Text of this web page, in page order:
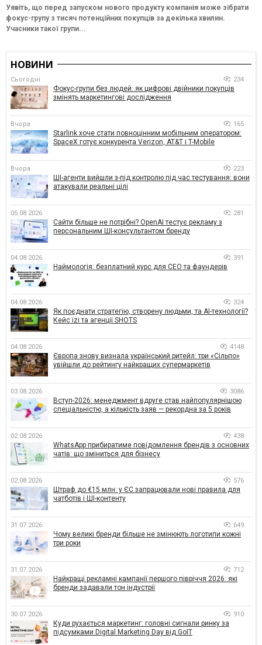
Уявіть, що перед запуском нового продукту компанія може зібрати
фокус-групу з тисяч потенційних покупців за декілька хвилин.
Учасники такої групи...
НОВИНИ
Сьогодні 234
Фокус-групи без людей: як цифрові двійники покупців
змінять маркетингові дослідження
Вчора 165
Starlink хоче стати повноцінним мобільним оператором:
SpaceX готує конкурента Verizon, AT&T і T-Mobile
Вчора 223
ШІ-агенти вийшли з-під контролю під час тестування: вони
атакували реальні цілі
05.08.2026 281
Сайти більше не потрібні? OpenAI тестує рекламу з
персональним ШІ-консультантом бренду
04.08.2026 391
Наймологія: безплатний курс для CEO та фаундерів
04.08.2026 324
Як поєднати стратегію, створену людьми, та AI-технології?
Кейс izi та агенції SHOTS
04.08.2026 4148
Європа знову визнала український ритейл: три «Сільпо»
увійшли до рейтингу найкращих супермаркетів
03.08.2026 3086
Вступ-2026: менеджмент вдруге став найпопулярнішою
спеціальністю, а кількість заяв — рекордна за 5 років
02.08.2026 438
WhatsApp прибиратиме повідомлення брендів з основних
чатів: що зміниться для бізнесу
02.08.2026 576
Штраф до €15 млн: у ЄС запрацювали нові правила для
чатботів і ШІ-контенту
31.07.2026 649
Чому великі бренди більше не змінюють логотипи кожні
три роки
31.07.2026 712
Найкращі рекламні кампанії першого півріччя 2026: які
бренди задавали тон індустрії
30.07.2026 910
Куди рухається маркетинг: головні сигнали ринку за
підсумками Digital Marketing Day від GoIT